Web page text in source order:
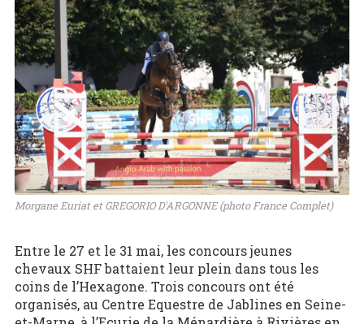
Morgane Euriat et GREGORIO D'ARGONNE (photo France Complet)
Entre le 27 et le 31 mai, les concours jeunes
chevaux SHF battaient leur plein dans tous les
coins de l’Hexagone. Trois concours ont été
organisés, au Centre Equestre de Jablines en Seine-